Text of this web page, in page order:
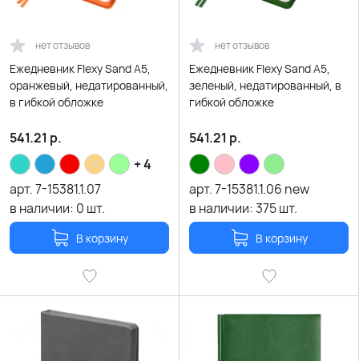
нет отзывов
Ежедневник Flexy Sand А5,
оранжевый, недатированный,
в гибкой обложке
541.21 р.
+ 4
арт.7-15381.1.07
в наличии: 0 шт.
В корзину
нет отзывов
Ежедневник Flexy Sand А5,
зеленый, недатированный, в
гибкой обложке
541.21 р.
арт.7-15381.1.06 new
в наличии:375шт.
В корзину